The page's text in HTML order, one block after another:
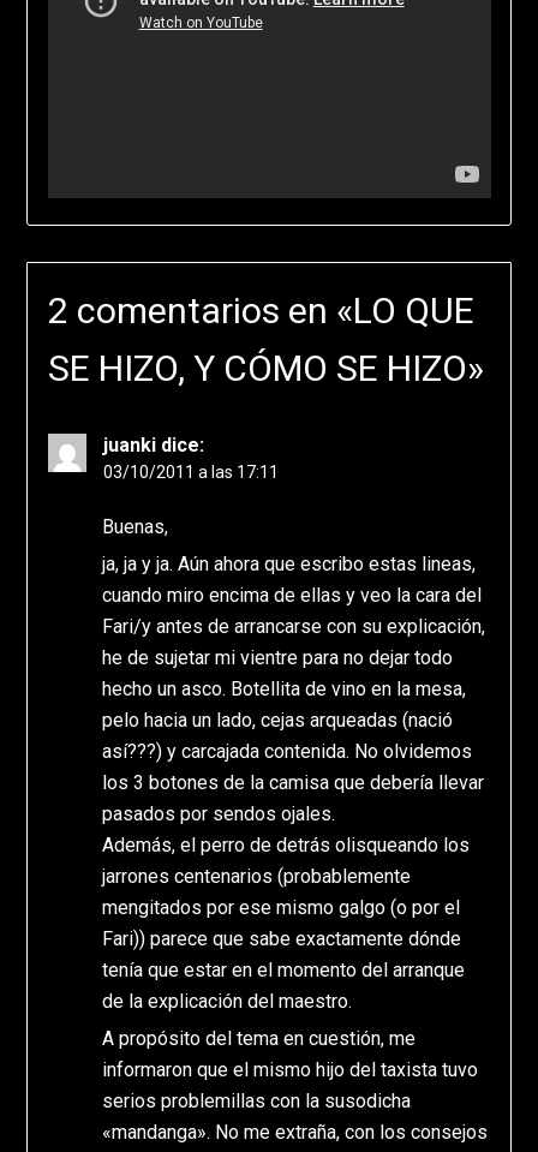
2 comentarios en «LO QUE
SE HIZO, Y CÓMO SE HIZO»
juanki dice:
03/10/2011 a las 17:11
Buenas,
ja, ja y ja. Aún ahora que escribo estas lineas,
cuando miro encima de ellas y veo la cara del
Fari/y antes de arrancarse con su explicación,
he de sujetar mi vientre para no dejar todo
hecho un asco. Botellita de vino en la mesa,
pelo hacia un lado, cejas arqueadas (nació
así???) y carcajada contenida. No olvidemos
los 3 botones de la camisa que debería llevar
pasados por sendos ojales.
Además, el perro de detrás olisqueando los
jarrones centenarios (probablemente
mengitados por ese mismo galgo (o por el
Fari)) parece que sabe exactamente dónde
tenía que estar en el momento del arranque
de la explicación del maestro.
A propósito del tema en cuestión, me
informaron que el mismo hijo del taxista tuvo
serios problemillas con la susodicha
«mandanga». No me extraña, con los consejos